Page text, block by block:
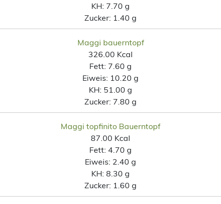
KH: 7.70 g
Zucker: 1.40 g
Maggi bauerntopf
326.00 Kcal
Fett: 7.60 g
Eiweis: 10.20 g
KH: 51.00 g
Zucker: 7.80 g
Maggi topfinito Bauerntopf
87.00 Kcal
Fett: 4.70 g
Eiweis: 2.40 g
KH: 8.30 g
Zucker: 1.60 g